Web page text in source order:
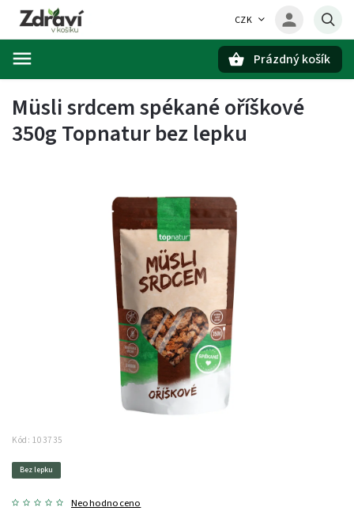
CZK
Prázdný košík
Müsli srdcem spékané oříškové
350g Topnatur bez lepku
Kód: 103735
Bez lepku
Neohodnoceno